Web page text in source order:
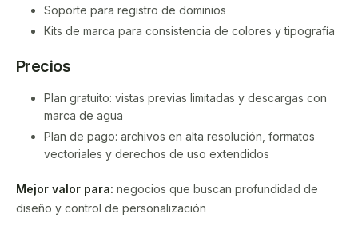
Soporte para registro de dominios
Kits de marca para consistencia de colores y tipografía
Precios
Plan gratuito: vistas previas limitadas y descargas con
marca de agua
Plan de pago: archivos en alta resolución, formatos
vectoriales y derechos de uso extendidos
Mejor valor para: negocios que buscan profundidad de
diseño y control de personalización